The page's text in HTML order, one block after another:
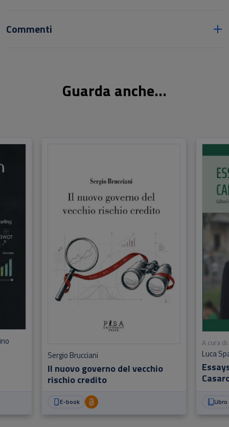
Commenti
Guarda anche...
Il nuovo governo del vecchio
rischio credito
Sergio Brucciani
E-book
A cura di:
Luca
Libro